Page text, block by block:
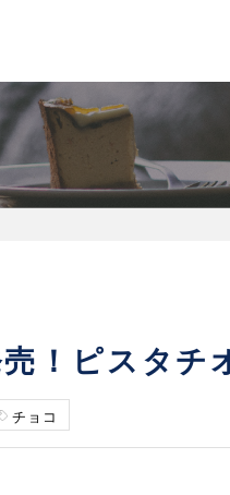
！ピスタチ
チョコ